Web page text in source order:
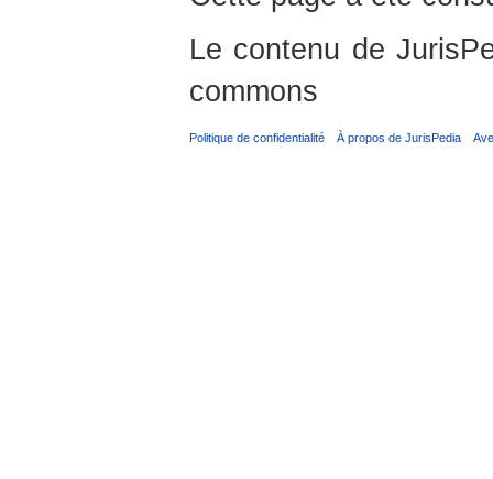
Le contenu de
commons
Politique de confidentialité À propos de JurisPedia